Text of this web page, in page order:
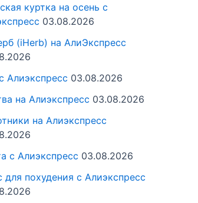
куртка на осень с
03.08.2026
(iHerb) на АлиЭкспресс
Алиэкспресс 03.08.2026
на Алиэкспресс 03.08.2026
на Алиэкспресс
с Алиэкспресс 03.08.2026
для похудения с Алиэкспресс